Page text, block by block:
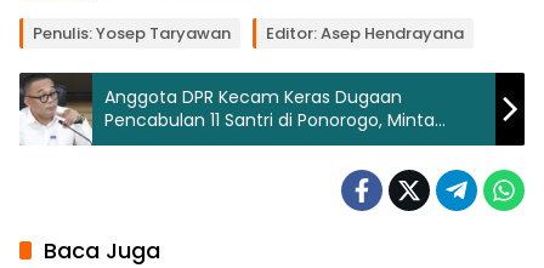
Penulis: Yosep Taryawan Editor: Asep Hendrayana
Anggota DPR Kecam Keras Dugaan
Pencabulan 11 Santri di Ponorogo, Minta
Pelaku Dihukum Maksimal
Baca Juga